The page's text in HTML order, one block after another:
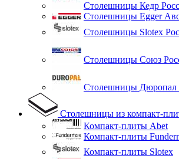
Столешницы Кедр
Столешницы Egger
Столешницы Slotex
Столешницы Союз
Столешницы Дюропал
Столешницы из компакт-
Компакт-плиты Abet
Компакт-плиты
Компакт-плиты Slotex